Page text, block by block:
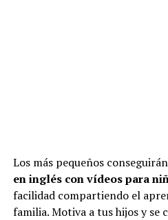
Los más pequeños conseguirán
en inglés con vídeos para
facilidad compartiendo el
familia. Motiva a tus hijos y se